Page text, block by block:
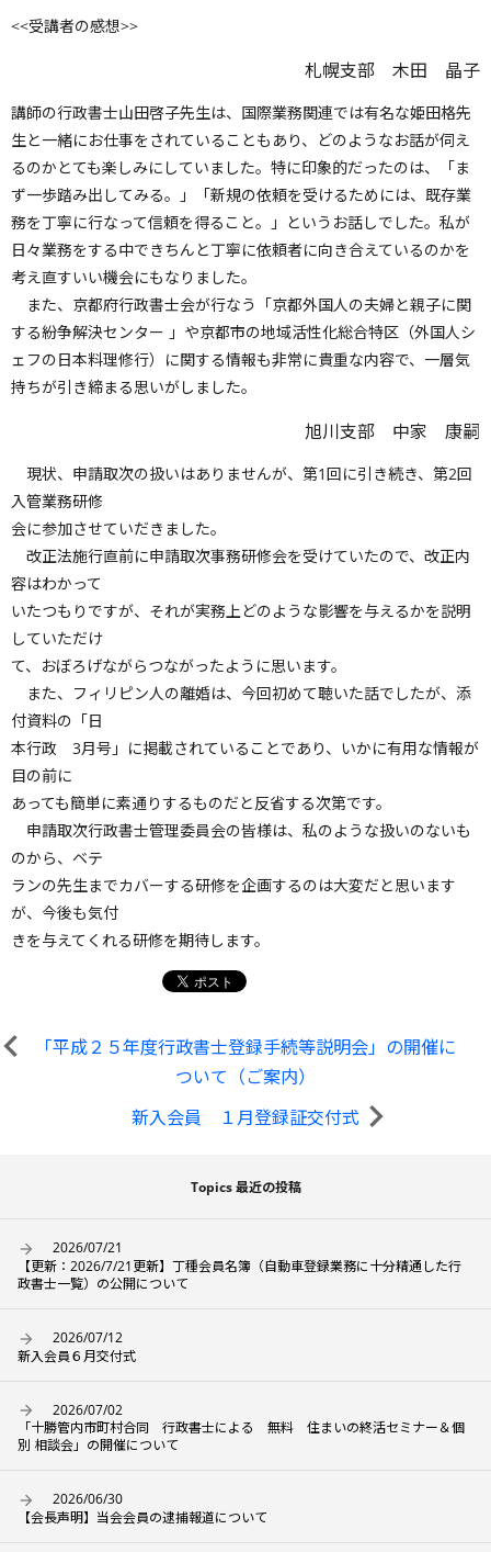
<<受講者の感想>>
札幌支部 木田 晶子
講師の行政書士山田啓子先生は、国際業務関連では有名な姫田格先
生と一緒にお仕事をされていることもあり、どのようなお話が伺え
るのかとても楽しみにしていました。特に印象的だったのは、「ま
ず一歩踏み出してみる。」「新規の依頼を受けるためには、既存業
務を丁寧に行なって信頼を得ること。」というお話しでした。私が
日々業務をする中できちんと丁寧に依頼者に向き合えているのかを
考え直すいい機会にもなりました。
また、京都府行政書士会が行なう「京都外国人の夫婦と親子に関
する紛争解決センター 」や京都市の地域活性化総合特区（外国人シ
ェフの日本料理修行）に関する情報も非常に貴重な内容で、一層気
持ちが引き締まる思いがしました。
旭川支部 中家 康嗣
現状、申請取次の扱いはありませんが、第1回に引き続き、第2回
入管業務研修
会に参加させていだきました。
改正法施行直前に申請取次事務研修会を受けていたので、改正内
容はわかって
いたつもりですが、それが実務上どのような影響を与えるかを説明
していただけ
て、おぼろげながらつながったように思います。
また、フィリピン人の離婚は、今回初めて聴いた話でしたが、添
付資料の「日
本行政 3月号」に掲載されていることであり、いかに有用な情報が
目の前に
あっても簡単に素通りするものだと反省する次第です。
申請取次行政書士管理委員会の皆様は、私のような扱いのないも
のから、ベテ
ランの先生までカバーする研修を企画するのは大変だと思います
が、今後も気付
きを与えてくれる研修を期待します。
「平成２５年度行政書士登録手続等説明会」の開催に
ついて（ご案内）
新入会員 １月登録証交付式
Topics 最近の投稿
2026/07/21
【更新：2026/7/21更新】丁種会員名簿（自動車登録業務に十分精通した行
政書士一覧）の公開について
2026/07/12
新入会員６月交付式
2026/07/02
「十勝管内市町村合同 行政書士による 無料 住まいの終活セミナー＆個
別 相談会」の開催について
2026/06/30
【会長声明】当会会員の逮捕報道について